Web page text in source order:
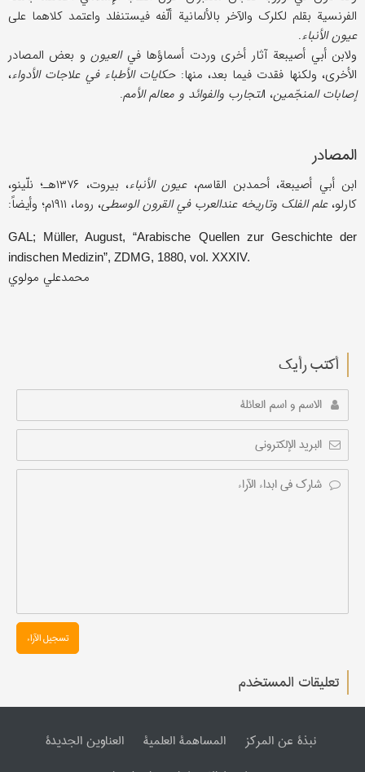
الفرنسیة بقلم لکلرک والآخر بالألمانیة ألّفه فیستنفلد واعتمد کلاهما علی
عیون الأنباء.
ولابن أبي أصیبعة آثار أخری وردت أسماؤها فيالعیونو بعض المصادر
الأخری، ولکنها فقدت فیما بعد، منها:حکایات الأطباء في علاجات الأدواء،
إصابات المنجّمین، التجارب والفوائد و معالم الأمم.
المصادر
ابن أبي أصیبعة، أحمدبن القاسم،عیون الأنباء
، بیروت، ۱۳۷۶هـ؛ نلّینو،
کارلو،علم الفلک وتاریخه عندالعرب في القرون الوسطی، روما، ۱۹۱۱م؛ وأیضاً:
GAL; Müller, August, “Arabische Quellen zur Geschichte der
indischen Medizin”, ZDMG, 1880, vol. XXXIV.
محمدعلي مولوي
أکتب رأیك
تسجیل الآراء
تعليقات المستخدم
نبذة عن المرکز المساهمة العلمیة
العناوین الجدیدة